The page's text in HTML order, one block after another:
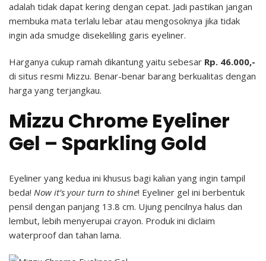
adalah tidak dapat kering dengan cepat. Jadi pastikan jangan
membuka mata terlalu lebar atau mengosoknya jika tidak
ingin ada smudge disekeliling garis eyeliner.
Harganya cukup ramah dikantung yaitu sebesar Rp. 46.000,-
di situs resmi Mizzu. Benar-benar barang berkualitas dengan
harga yang terjangkau.
Mizzu Chrome Eyeliner
Gel – Sparkling Gold
Eyeliner yang kedua ini khusus bagi kalian yang ingin tampil
beda! Now it’s your turn to shine! Eyeliner gel ini berbentuk
pensil dengan panjang 13.8 cm. Ujung pencilnya halus dan
lembut, lebih menyerupai crayon. Produk ini diclaim
waterproof dan tahan lama.